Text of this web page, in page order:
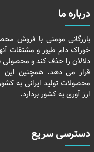
درباره ما
بازرگانی مومنی با فروش
خوراک دام طیور و مشتقات
دلالان را حذف کند و محصولی
قرار می دهد. همچنین این
محصولات تولید ایرانی به
ارز آوری به کشور بردارد.
دسترسی سریع